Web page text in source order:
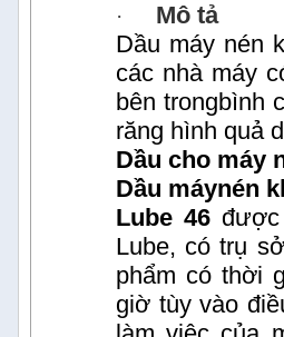
·
Mô tả
Dầu máy nén
các nhà máy
bên trongbình
răng hình quả
Dầu cho máy
Dầu máynén
Lube 46
Lube, có trụ
phẩm có thời
giờ tùy vào